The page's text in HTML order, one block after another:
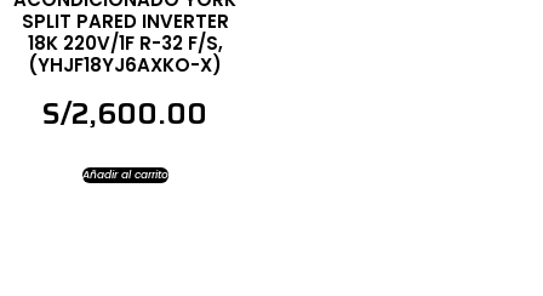
SPLIT PARED INVERTER
18K 220V/1F R-32 F/S,
(YHJF18YJ6AXKO-X)
S/2,600.00
Añadir al carrito